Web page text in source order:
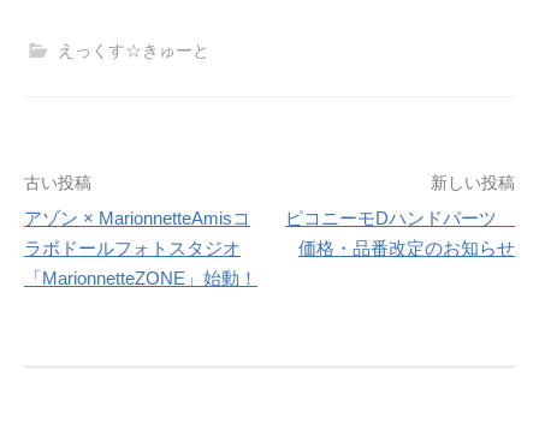
えっくす☆きゅーと
投
稿
ナ
古い投稿
アゾン × MarionnetteAmisコ
ラボドールフォトスタジオ
「MarionnetteZONE」始動！
新しい投稿
ピコニーモDハンドパーツ
価格・品番改定のお知らせ